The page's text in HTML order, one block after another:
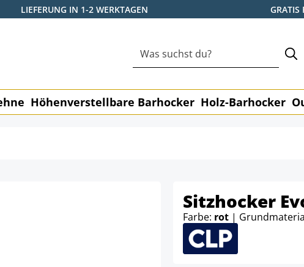
LIEFERUNG IN 1-2 WERKTAGEN GRATIS
Höhenverstellbare Barhocker Holz-Barhocker
Sitzhocker
Farbe: rot |